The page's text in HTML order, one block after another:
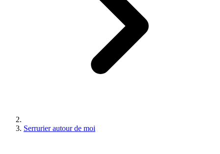
Serrurier autour de moi